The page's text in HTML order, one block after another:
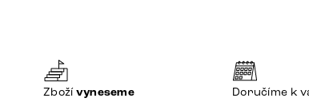
Zbožívyneseme
Doručíme k